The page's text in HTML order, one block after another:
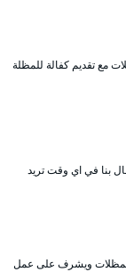
مع تقديم كفالة للمظلة
بنا في اي وقت تريد
ويشرف على عمل